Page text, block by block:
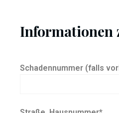
Informationen
Schadennummer (falls